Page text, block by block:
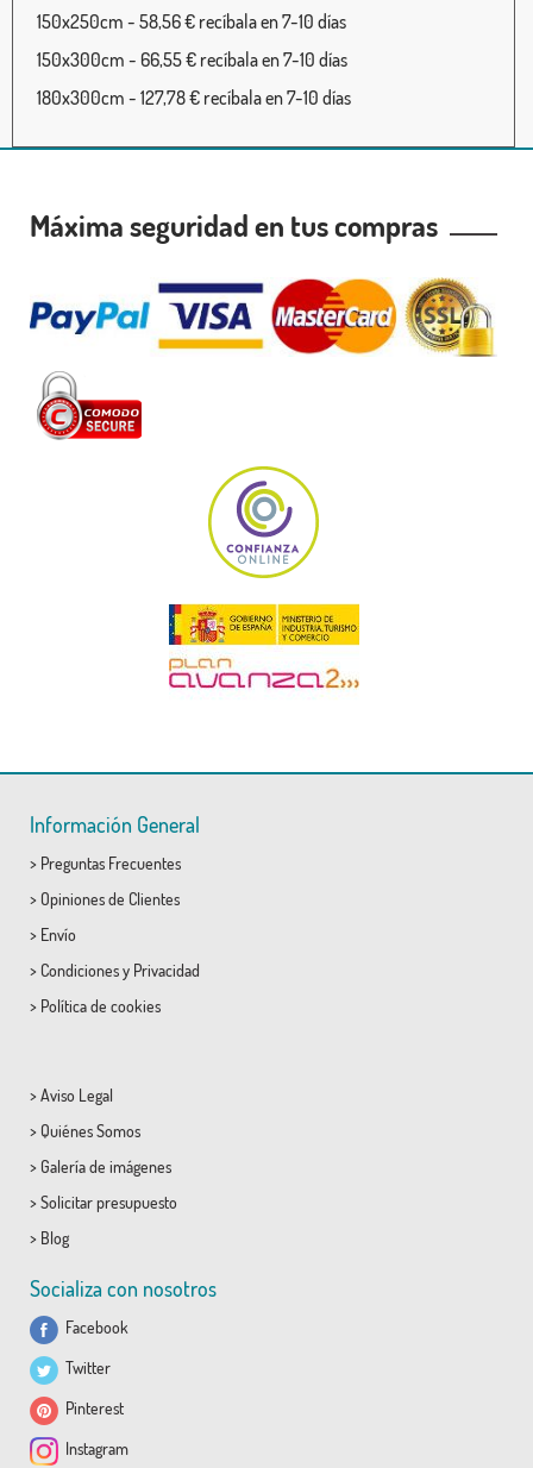
150x250cm - 58,56 € recíbala en 7-10 días
150x300cm - 66,55 € recíbala en 7-10 días
180x300cm - 127,78 € recíbala en 7-10 días
Máxima seguridad en tus compras
Información General
> Preguntas Frecuentes
> Opiniones de Clientes
> Envío
> Condicionesy Privacidad
> Política de cookies
> Aviso Legal
> Quiénes Somos
> Galería de imágenes
> Solicitar presupuesto
> Blog
Socializa con nosotros
Facebook
Twitter
Pinterest
Instagram